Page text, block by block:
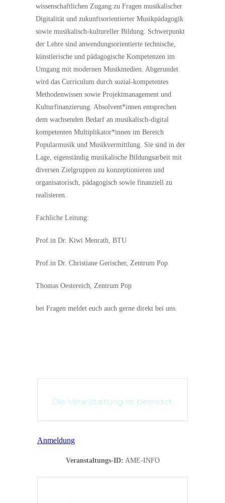
wissenschaftlichen Zugang zu Fragen musikalischer
Digitalität und zukunftsorientierter Musikpädagogik
sowie musikalisch-kultureller Bildung. Schwerpunkt
der Lehre sind anwendungsorientierte technische,
künstlerische und pädagogische Kompetenzen im
Umgang mit modernen Musikmedien. Abgerundet
wird das Curriculum durch sozial-kompetentes
Methodenwissen sowie Projektmanagement und
Kulturfinanzierung. Absolvent*innen entsprechen
dem wachsenden Bedarf an musikalisch-digital
kompetenten Multiplikator*innen im Bereich
Popularmusik und Musikvermittlung. Sie sind in der
Lage, eigenständig musikalische Bildungsarbeit mit
diversen Zielgruppen zu konzeptionieren und
organisatorisch, pädagogisch sowie finanziell zu
realisieren.
Fachliche Leitung:
Prof.in Dr. Kiwi Menrath, BTU
Prof.in Dr. Christiane Gerischer, Zentrum Pop
Thomas Oestereich, Zentrum Pop
bei Fragen meldet euch auch gerne direkt bei uns.
Die Veranstaltung ist beendet.
Anmeldung
Veranstaltungs-ID: AME-INFO